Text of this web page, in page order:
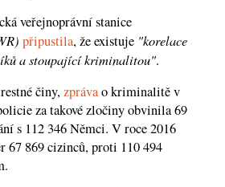
veřejnoprávní stanice
připustila, že existuje "korelace
a stoupající kriminalitou".
činy,zprávao kriminalitě v
za takové zločiny obvinila 69
s 112 346 Němci. V roce 2016
67 869 cizinců, proti 110 494